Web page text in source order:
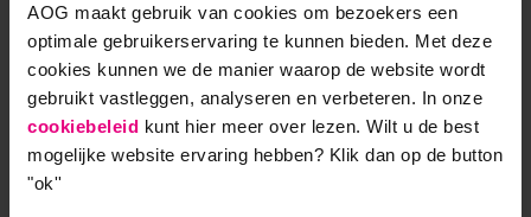
AOG maakt gebruik van cookies om bezoekers een
optimale gebruikerservaring te kunnen bieden. Met deze
cookies kunnen we de manier waarop de website wordt
gebruikt vastleggen, analyseren en verbeteren. In onze
cookiebeleid kunt hier meer over lezen. Wilt u de best
mogelijke website ervaring hebben? Klik dan op de button
"ok''
informatietijdperk steeds transparanter wordt?
Waarom worden we beoordeeld door een manager
als de klant daartoe veel beter in staat is? Waarom
denken dat iemand goed is als volgens de wetten
prestatie. Kortom is de prestatie (meritocratie) of het